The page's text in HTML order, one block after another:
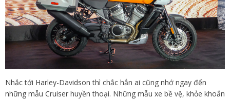
Nhắc tới Harley-Davidson thì chắc hẳn ai cũng nhớ ngay đến
những mẫu Cruiser huyền thoại. Những mẫu xe bề vệ, khỏe khoắn